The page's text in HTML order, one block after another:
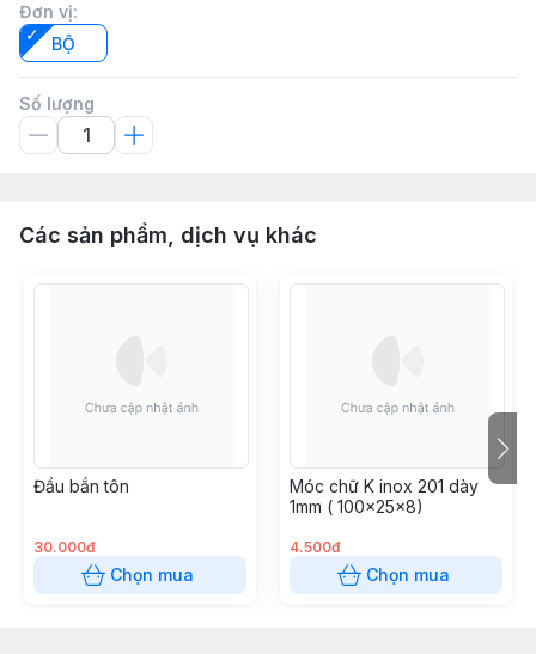
Đơn vị:
BỘ
Số lượng
Các sản phẩm, dịch vụ khác
Đầu bắn tôn
30.000đ
Chọn mua
Móc chữ K inox 201 dày
1mm ( 100x25x8)
4.500đ
Chọn mua